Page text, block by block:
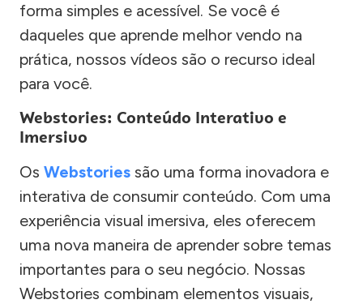
forma simples e acessível. Se você é
daqueles que aprende melhor vendo na
prática, nossos vídeos são o recurso ideal
para você.
Webstories: Conteúdo Interativo e
Imersivo
Os Webstories são uma forma inovadora e
interativa de consumir conteúdo. Com uma
experiência visual imersiva, eles oferecem
uma nova maneira de aprender sobre temas
importantes para o seu negócio. Nossas
Webstories combinam elementos visuais,